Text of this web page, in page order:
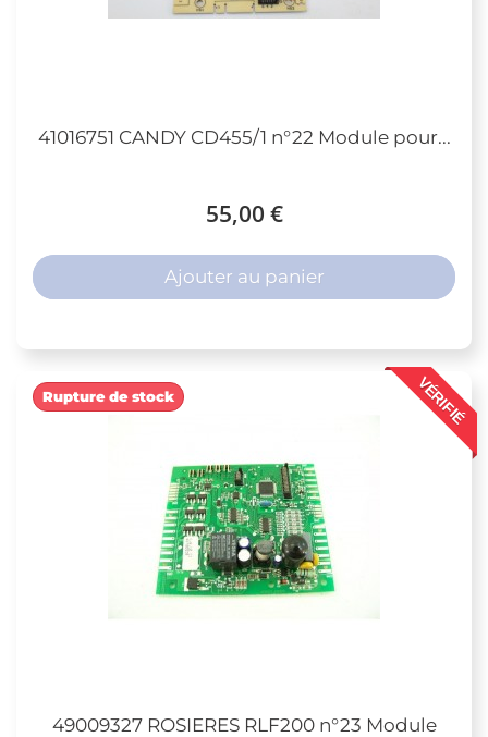
41016751 CANDY CD455/1 n°22 Module pour...
55,00 €
Ajouter au panier
VÉRIFIÉ
49009327 ROSIERES RLF200 n°23 Module
Rupture de stock